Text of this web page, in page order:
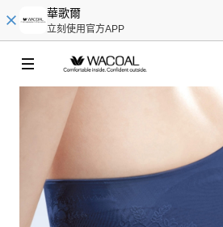
華歌爾
立刻使用官方APP